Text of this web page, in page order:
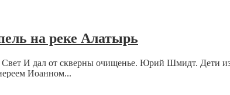
на реке Алатырь
И дал от скверны очищенье. Юрий Шмидт. Дети
Иоанном...